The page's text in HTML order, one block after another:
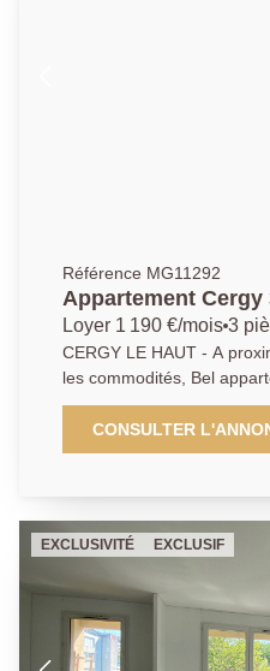
Référence MG11292
Appartement Cergy
Loyer 1 190 €/mois 3
CERGY LE HAUT - A
les commodités, Bel
2ème étage d'une
ascenseur offrant, entrée,
équipée ouvrant sur
séduire. A visiter sans
190 € dont 100 € de
TOM) Honoraires
d'état des lieux Dépôt de
EXCLUSIVITE AP/MG 01
CONSULTER
EXCLUSIVITÉ EXCLUSIF